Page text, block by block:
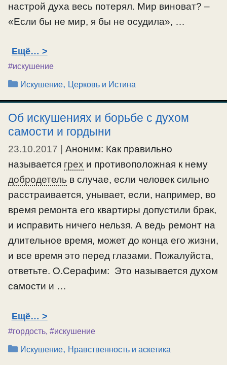
настрой духа весь потерял. Мир виноват? –
«Если бы не мир, я бы не осудила», …
Ещё…
#искушение
Рубрики
Искушение, Церковь и Истина
Об искушениях и борьбе с духом
самости и гордыни
23.10.2017
Аноним: Как правильно
называется грех и противоположная к нему
добродетель в случае, если человек сильно
расстраивается, унывает, если, например, во
время ремонта его квартиры допустили брак,
и исправить ничего нельзя. А ведь ремонт на
длительное время, может до конца его жизни,
и все время это перед глазами. Пожалуйста,
ответьте. О.Серафим: Это называется духом
самости и …
Ещё…
#гордость, #искушение
Рубрики
Искушение, Нравственность и аскетика